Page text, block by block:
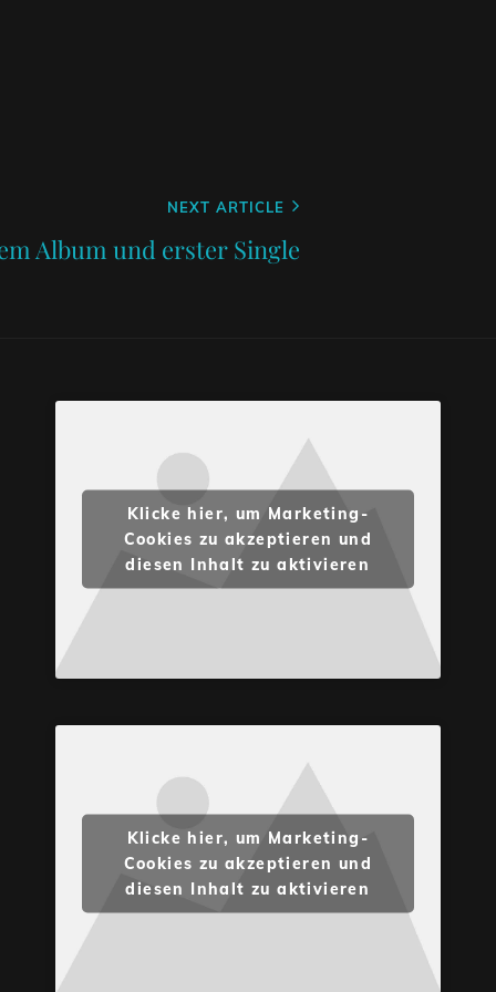
NEXT ARTICLE
Album und erster Single
Klicke hier, um Marketing-
Cookies zu akzeptieren und
diesen Inhalt zu aktivieren
Klicke hier, um Marketing-
Cookies zu akzeptieren und
diesen Inhalt zu aktivieren